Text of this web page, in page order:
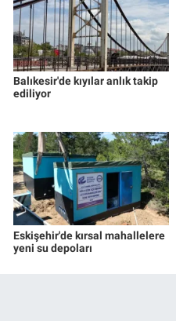
Balıkesir'de kıyılar anlık takip
ediliyor
Eskişehir'de kırsal mahallelere
yeni su depoları